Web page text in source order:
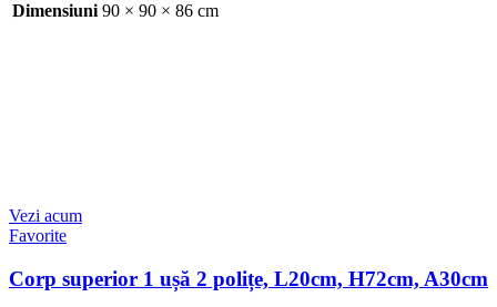
Dimensiuni 90 × 90 × 86 cm
Vezi acum
Favorite
Corp superior 1 ușă 2 polițe, L20cm, H72cm, A30cm